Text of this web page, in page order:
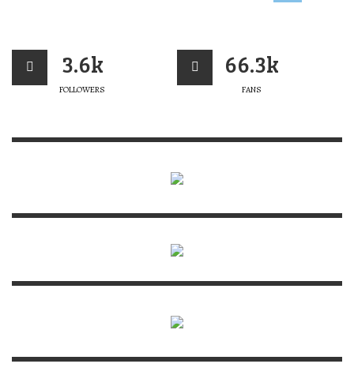
3.6k
FOLLOWERS
66.3k
FANS